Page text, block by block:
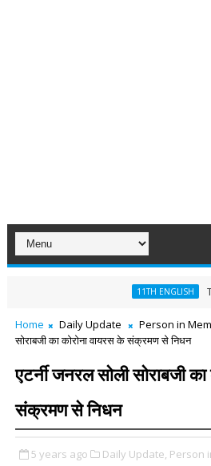
11TH ENGLISH The
Home Daily Update Person in
सोराबजी का कोरोना वायरस के संक्रमण से निधन
एटर्नी जनरल सोली सोराबजी
संक्रमण से निधन
5 years ago Daily Update, Person